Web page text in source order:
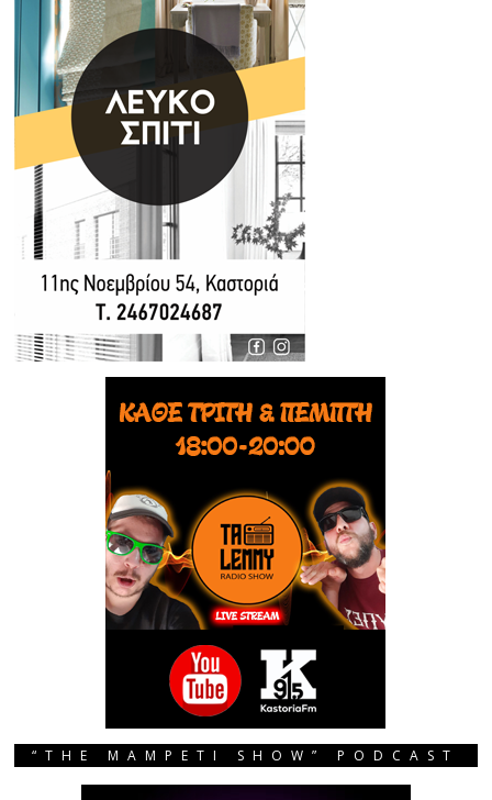
“THE MAMPETI SHOW” PODCAST